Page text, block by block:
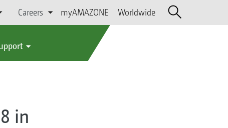
Careers myAMAZONE Worldwide
in